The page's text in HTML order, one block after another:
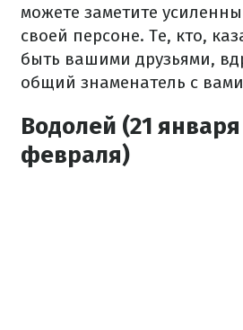
можете заметите
своей персоне. Те, кто,
быть вашими друзьями,
общий знаменатель с
Водолей (21 января
февраля)